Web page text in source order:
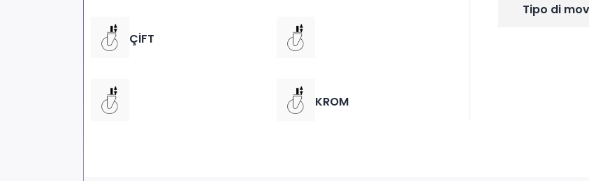
ÇİFT
KROM
Tipo di